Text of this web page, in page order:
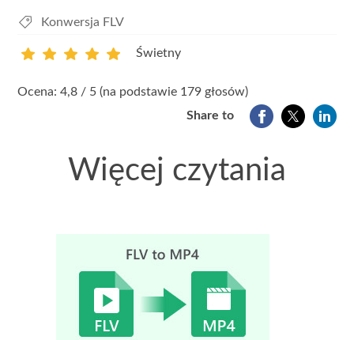
Konwersja FLV
Świetny
Ocena: 4,8 / 5 (na podstawie 179 głosów)
Share to
Więcej czytania